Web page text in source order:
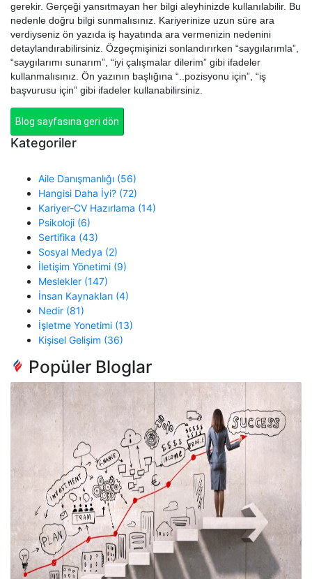
gerekir. Gerçeği yansıtmayan her bilgi aleyhinizde kullanılabilir. Bu
nedenle doğru bilgi sunmalısınız. Kariyerinize uzun süre ara
verdiyseniz ön yazıda iş hayatında ara vermenizin nedenini
detaylandırabilirsiniz. Özgeçmişinizi sonlandırırken “saygılarımla”,
“saygılarımı sunarım”, “iyi çalışmalar dilerim” gibi ifadeler
kullanmalısınız. Ön yazının başlığına “..pozisyonu için”, “iş
başvurusu için” gibi ifadeler kullanabilirsiniz.
Blog sayfasına geri dön
Kategoriler
Aile Danışmanlığı (56)
Hangisi Daha İyi? (72)
Kariyer-CV Hazırlama (14)
Psikoloji (6)
Sertifika (43)
Sosyal Medya (2)
İletişim Yönetimi (9)
Meslekler (147)
İnsan Kaynakları (4)
Nedir (81)
İşletme Yonetimi (13)
Kişisel Gelişim (36)
Popüler Bloglar